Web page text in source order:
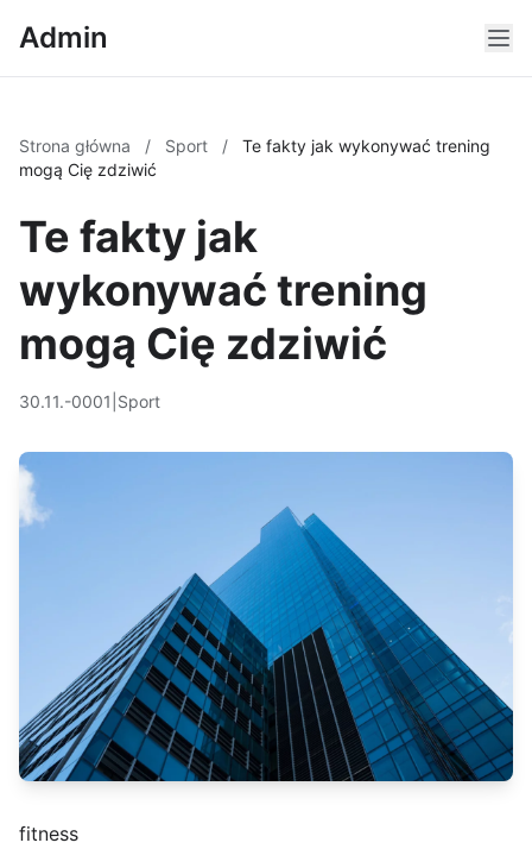
Admin
Strona główna / Sport /
Te fakty jak wykonywać trening
mogą Cię zdziwić
Te fakty jak
wykonywać trening
mogą Cię zdziwić
30.11.-0001 Sport
fitness